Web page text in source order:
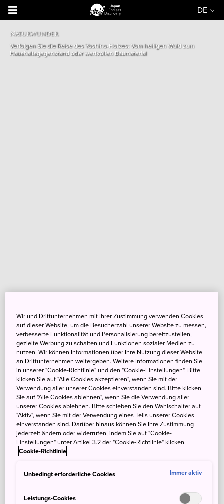
DE
Naturwunder
Verfolgen Sie die Reise des Yoshino-Holzes: Vom heiligen Wald zum
Haushaltsgegenstand oder wertvollen Baumaterial
Wir und Drittunternehmen mit Ihrer Zustimmung verwenden Cookies
auf dieser Website, um die Besucherzahl unserer Website zu messen,
verbesserte Funktionalität und Personalisierung bereitzustellen,
gezielte Werbung zu schalten und Funktionen sozialer Medien zu
nutzen. Wir können Informationen über Ihre Nutzung dieser Website
an Drittunternehmen weitergeben. Weitere Informationen finden Sie
in unserer "Cookie-Richtlinie" und den "Cookie-Einstellungen". Bitte
klicken Sie auf "Alle Cookies akzeptieren", wenn Sie mit der
Verwendung aller unserer Cookies einverstanden sind. Bitte klicken
Sie auf "Alle Cookies ablehnen", wenn Sie die Verwendung aller
unserer Cookies ablehnen. Bitte schieben Sie den Wahlschalter auf
"Aktiv", wenn Sie mit der Verwendung eines Teils unserer Cookies
einverstanden sind. Darüber hinaus können Sie Ihre Zustimmung
jederzeit ändern oder widerrufen, indem Sie auf "Cookie-
Einstellungen" unter Artikel 3.2 der "Cookie-Richtlinie" klicken.
Cookie-Richtlinie
Unbedingt erforderliche Cookies Immer aktiv
Leistungs-Cookies